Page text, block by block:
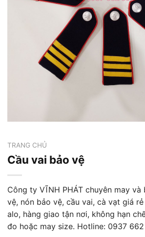
TRANG CHỦ
Cầu vai bảo vệ
Công ty VĨNH PHÁT chuyên may và
vệ, nón bảo vệ, cầu vai, cà vạt giá
alo, hàng giao tận nơi, không hạn
đo hoặc may size. Hotline: 0937